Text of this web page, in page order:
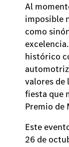
Al
imposible
como
histórico
valores de
fiesta que
Premio de
Este
26 de